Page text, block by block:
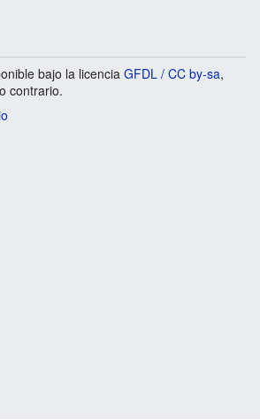
bajo la licencia GFDL / CC by-sa,
contrario.